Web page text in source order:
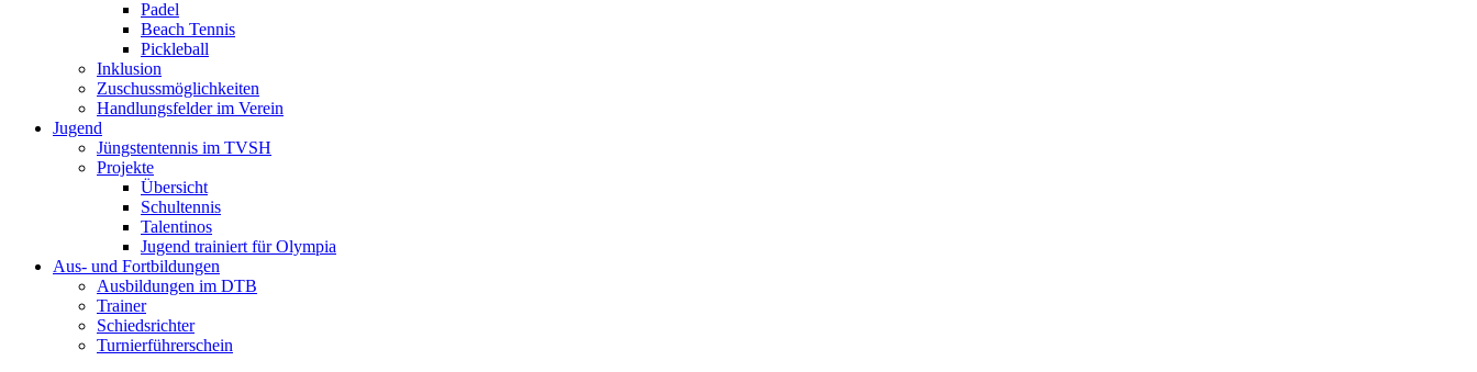
Padel
Beach Tennis
Pickleball
Inklusion
Zuschussmöglichkeiten
Handlungsfelder im Verein
Jugend
Jüngstentennis im TVSH
Projekte
Übersicht
Schultennis
Talentinos
Jugend trainiert für Olympia
Aus- und Fortbildungen
Ausbildungen im DTB
Trainer
Schiedsrichter
Turnierführerschein